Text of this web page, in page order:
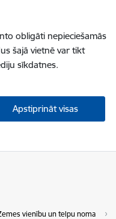
obligāti nepieciešamās
šajā vietnē var tikt
sīkdatnes.
Apstiprināt visas
vienību un telpu noma